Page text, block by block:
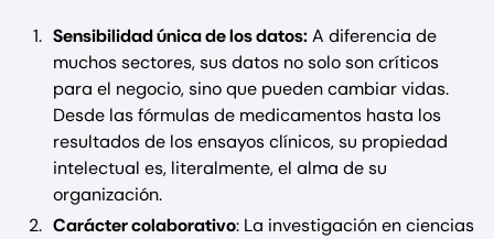
Sensibilidad única de los datos:A diferencia de
muchos sectores, sus datos no solo son críticos
para el negocio, sino que pueden cambiar vidas.
Desde las fórmulas de medicamentos hasta los
resultados de los ensayos clínicos, su propiedad
intelectual es, literalmente, el alma de su
organización.
Carácter colaborativo: La investigación en ciencias